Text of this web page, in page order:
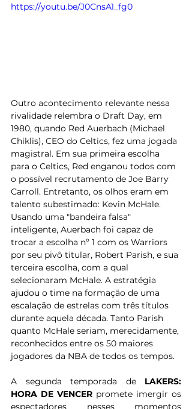
https://youtu.be/J0CnsA1_fg0
Outro acontecimento relevante nessa
rivalidade relembra o Draft Day, em
1980, quando Red Auerbach (Michael
Chiklis), CEO do Celtics, fez uma jogada
magistral. Em sua primeira escolha
para o Celtics, Red enganou todos com
o possível recrutamento de Joe Barry
Carroll. Entretanto, os olhos eram em
talento subestimado: Kevin McHale.
Usando uma "bandeira falsa"
inteligente, Auerbach foi capaz de
trocar a escolha nº 1 com os Warriors
por seu pivô titular, Robert Parish, e sua
terceira escolha, com a qual
selecionaram McHale. A estratégia
ajudou o time na formação de uma
escalação de estrelas com três títulos
durante aquela década. Tanto Parish
quanto McHale seriam, merecidamente,
reconhecidos entre os 50 maiores
jogadores da NBA de todos os tempos.
A segunda temporada de LAKERS:
HORA DE VENCER promete imergir os
espectadores nesses momentos